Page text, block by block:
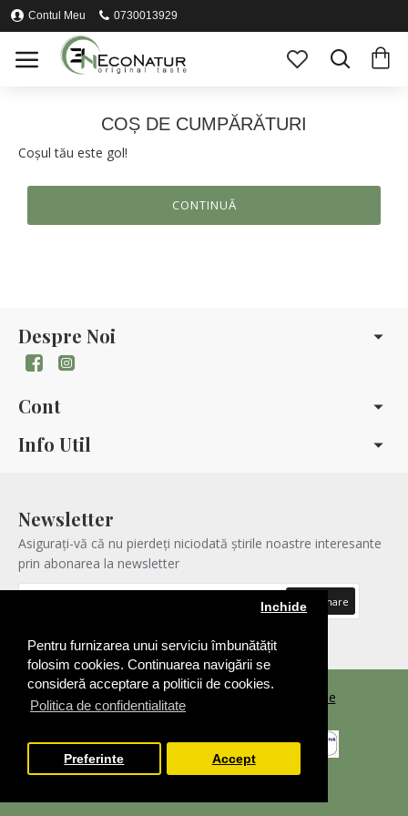
Pentru furnizarea unui serviciu îmbunătățit
folosim cookies. Continuarea navigării se
consideră acceptare a politicii de cookies.
Politica de confidentialitate
Inchide
Preferinte Accept
Contul Meu 0730013929
COȘ DE CUMPĂRĂTURI
Coșul tău este gol!
CONTINUĂ
Despre Noi
Cont
Info Util
Newsletter
Asigurați-vă că nu pierdeți niciodată știrile noastre interesante
prin abonarea la newsletter
Abonare
Am citit şi sunt de acord cu Politica de confidentialitatea
Copyright © 2021 | Realizare Magazin Online